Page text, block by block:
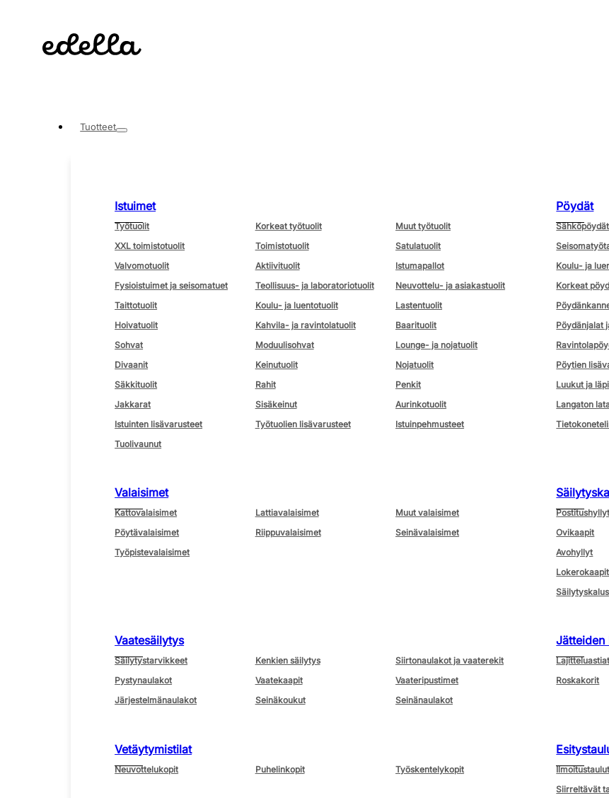
Tuotteet
Istuimet
Työtuolit Korkeat työtuolit
Muut työtuolit
XXL toimistotuolit
Toimistotuolit
Satulatuolit
Valvomotuolit
Aktiivituolit
Istumapallot
Fysioistuimet ja seisomatuet
Teollisuus- ja laboratoriotuolit
Neuvottelu- ja asiakastuolit
Taittotuolit
Koulu- ja luentotuolit
Lastentuolit
Hoivatuolit
Kahvila- ja ravintolatuolit
Baarituolit
Sohvat
Moduulisohvat
Lounge- ja nojatuolit
Divaanit
Keinutuolit
Nojatuolit
Säkkituolit
Rahit
Penkit
Jakkarat
Sisäkeinut
Aurinkotuolit
Istuinten lisävarusteet
Työtuolien lisävarusteet
Istuinpehmusteet
Tuolivaunut
Pöydät
Sähköpöydät
Koulu- ja
Korkeat
Pöydänjalat
Pöytien
Luukut ja
Langaton
Valaisimet
Kattovalaisimet Lattiavalaisimet
Muut valaisimet
Pöytävalaisimet
Riippuvalaisimet
Seinävalaisimet
Työpistevalaisimet
Ovikaapit
Avohyllyt
Vaatesäilytys
Säilytystarvikkeet Kenkien säilytys
Siirtonaulakot ja vaaterekit
Pystynaulakot
Vaatekaapit
Vaateripustimet
Järjestelmänaulakot
Seinäkoukut Seinänaulakot
Jätteiden
Lajitteluastiat
Roskakorit
Vetäytymistilat
Neuvottelukopit Puhelinkopit Työskentelykopit Ilmoitustaulut
Siirreltävät